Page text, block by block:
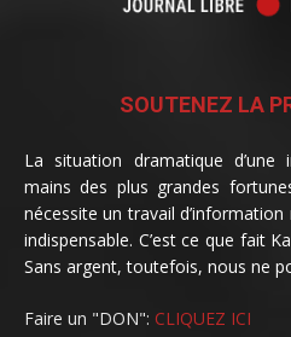
SOUTENEZ LA
La situation dramatique d’une
mains des plus grandes
nécessite un travail
indispensable. C’est ce que fait
Sans argent, toutefois, nous ne
Faire un "DON": CLIQUEZ ICI